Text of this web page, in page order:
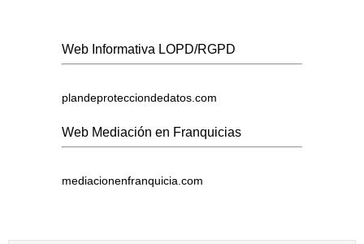
Web Informativa LOPD/RGPD
plandeprotecciondedatos.com
Web Mediación en Franquicias
mediacionenfranquicia.com